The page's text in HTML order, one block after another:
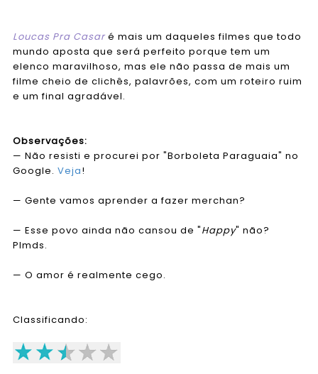
Loucas Pra Casaré mais um daqueles filmes que todo
mundo aposta que será perfeito porque tem um
elenco maravilhoso, mas ele não passa de mais um
filme cheio de clichês, palavrões, com um roteiro ruim
e um final agradável.
Observações:
— Não resisti e procurei por "Borboleta Paraguaia" no
Google. Veja!
— Gente vamos aprender a fazer merchan?
— Esse povo ainda não cansou de "Happy" não?
Plmds.
— O amor é realmente cego.
Classificando: